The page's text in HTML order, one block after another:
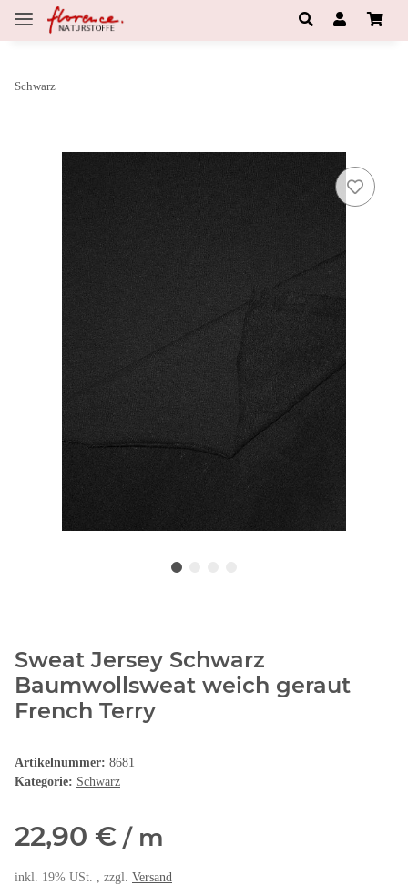
Schwarz
Sweat Jersey Schwarz
Baumwollsweat weich geraut
French Terry
Artikelnummer: 8681
Kategorie: Schwarz
22,90 € / m
inkl. 19% USt. , zzgl. Versand